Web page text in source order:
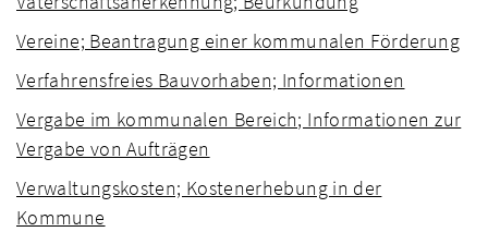
Vereine; Beantragung einer kommunalen Förderung
Verfahrensfreies Bauvorhaben; Informationen
Vergabe im kommunalen Bereich; Informationen zur
Vergabe von Aufträgen
Verwaltungskosten; Kostenerhebung in der
Kommune